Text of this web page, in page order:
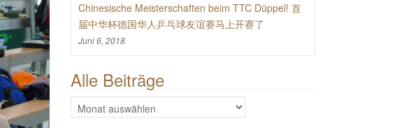
Chinesische Meisterschaften beim TTC Düppel! 首
届中华杯德国华人乒乓球友谊赛马上开赛了
Juni 6, 2018
Alle Beiträge
Alle
Beiträge